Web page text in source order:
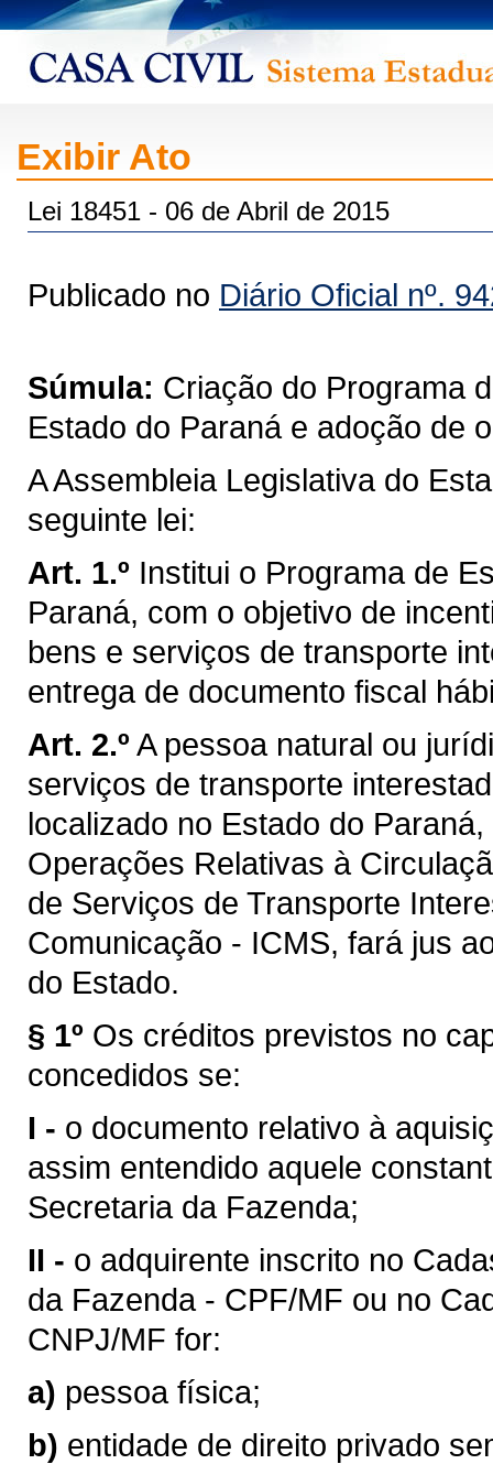
Exibir Ato
Lei 18451 - 06 de Abril de 2015
Publicado no Diário Oficial nº.
Súmula: Criação do Programa
Estado do Paraná e adoção de
A Assembleia Legislativa do
seguinte lei:
Art. 1.º Institui o Programa de
Paraná, com o objetivo de
bens e serviços de transporte
entrega de documento fiscal
Art. 2.º A pessoa natural ou
serviços de transporte
localizado no Estado do
Operações Relativas à
de Serviços de Transporte
Comunicação - ICMS, fará jus
do Estado.
§ 1º Os créditos previstos no
concedidos se:
I - o documento relativo à
assim entendido aquele
Secretaria da Fazenda;
II - o adquirente inscrito no
da Fazenda - CPF/MF ou no
CNPJ/MF for:
a) pessoa física;
b) entidade de direito privado